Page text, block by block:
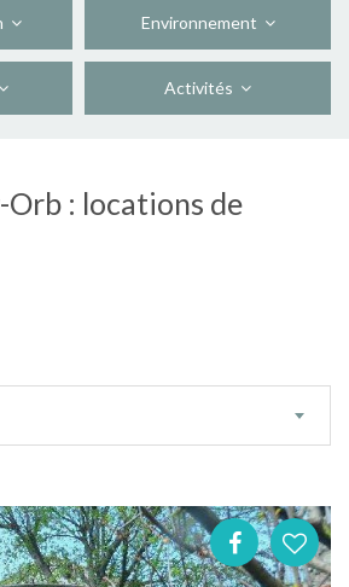
Environnement
Activités
Orb : locations de